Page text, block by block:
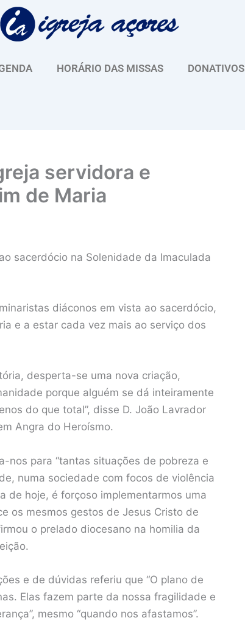
HORÁRIO DAS MISSAS DONATIVOS
servidora e
de Maria
sacerdócio na Solenidade da Imaculada
diáconos em vista ao sacerdócio,
e a estar cada vez mais ao serviço dos
desperta-se uma nova criação,
porque alguém se dá inteiramente
do que total”, disse D. João Lavrador
Angra do Heroísmo.
nos para “tantas situações de pobreza e
numa sociedade com focos de violência
de hoje, é forçoso implementarmos uma
os mesmos gestos de Jesus Cristo de
o prelado diocesano na homilia da
e de dúvidas referiu que “O plano de
Elas fazem parte da nossa fragilidade e
mesmo “quando nos afastamos”.